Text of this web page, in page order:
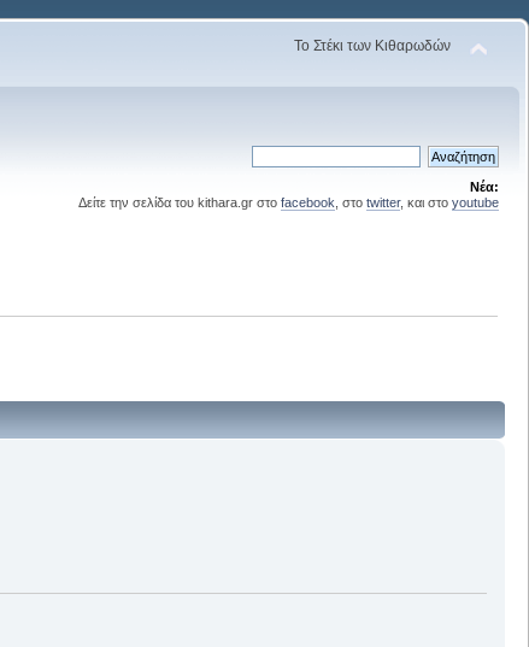
Το Στέκι των Κιθαρωδών
Νέα:
Δείτε την σελίδα του kithara.gr στο facebook , στο twitter, και στο youtube